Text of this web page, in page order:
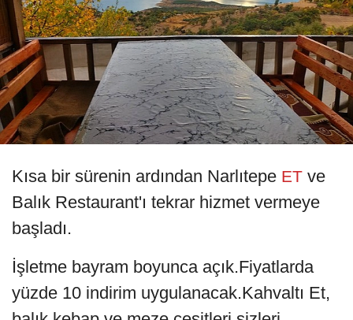
Kısa bir sürenin ardından Narlıtepe ET ve
Balık Restaurant'ı tekrar hizmet vermeye
başladı.
İşletme bayram boyunca açık.Fiyatlarda
yüzde 10 indirim uygulanacak.Kahvaltı Et,